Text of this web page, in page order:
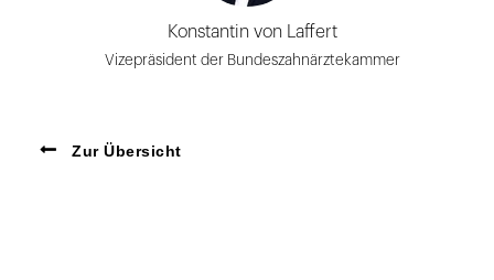
Konstantin von Laffert
Vizepräsident der Bundeszahnärztekammer
Zur Übersicht